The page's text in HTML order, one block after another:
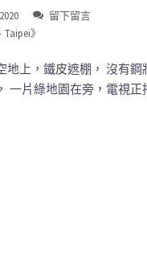
留下留言
Taipei》
地上，鐵皮遮棚， 沒有
一片綠地園在旁，電視正